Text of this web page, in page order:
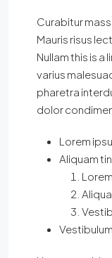
Curabitur
Mauris risus
Nullam this is
varius
pharetra
dolor
Lorem
Aliquam